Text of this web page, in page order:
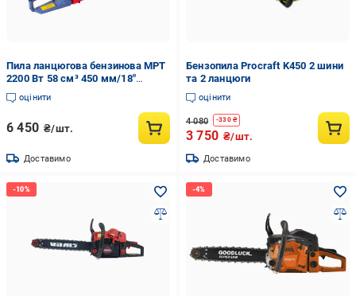
Пила ланцюгова бензинова MPT
2200 Вт 58 см³ 450 мм/18"
плавний пуск (MGS5802-18)
оцінити
6 450 ₴/шт.
Доставимо
Бензопила Procraft K450 2 шини
та 2 ланцюги
оцінити
4 080 -330₴
3 750 ₴/шт.
Доставимо